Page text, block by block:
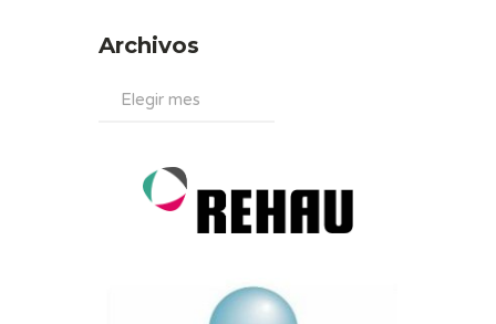
Archivos
Archivos